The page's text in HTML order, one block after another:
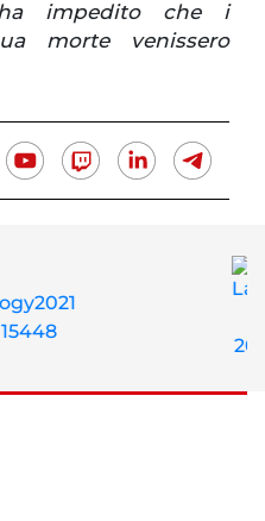
impedito che i
morte venissero